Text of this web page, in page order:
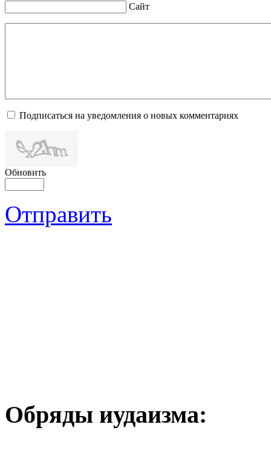
Сайт
Подписаться на уведомления о новых комментариях
Обновить
Отправить
Обряды иудаизма: